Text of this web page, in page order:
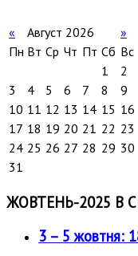
« Август 2026
»
Пн Вт Ср Чт Пт Сб Вс
1
2
3
4 5 6 7 8
9
10 11 12 13 14 15 16
17 18 19 20 21 22 23
24 25 26 27 28 29 30
31
ЖОВТЕНЬ-2025 В
3 – 5 жовтня: